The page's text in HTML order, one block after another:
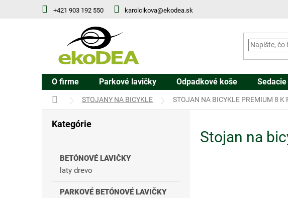
+421 903 192 550 karolcikova@ekodea.sk
O firme Parkové lavičky Odpadkové koše
DOMOVSTOJANY NA BICYKLE STOJAN NA BICYKLE PREMIUM 8 K
Preskočiť
Kategórie
BETÓNOVÉ LAVIČKY
laty drevo
PARKOVÉ BETÓNOVÉ LAVIČKY
Stojan na